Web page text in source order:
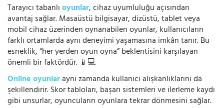
Tarayıcı tabanlıoyunlar, cihaz uyumluluğu açısından
avantaj sağlar. Masaüstü bilgisayar, dizüstü, tablet veya
mobil cihaz üzerinden oynanabilen oyunlar, kullanıcıların
farklı ortamlarda aynı deneyimi yaşamasına imkân tanır. Bu
esneklik, “her yerden oyun oyna” beklentisini karşılayan
önemli bir faktördür. 📱💻
Online oyunlaraynı zamanda kullanıcı alışkanlıklarını da
şekillendirir. Skor tabloları, başarı sistemleri ve ilerleme kaydı
gibi unsurlar, oyuncuların oyunlara tekrar dönmesini sağlar.